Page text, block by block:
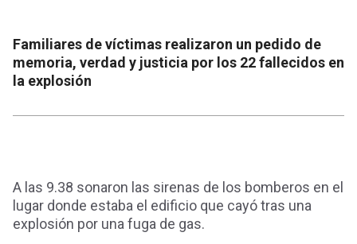
Familiares de víctimas realizaron un pedido de
memoria, verdad y justicia por los 22 fallecidos en
la explosión
A las 9.38 sonaron las sirenas de los bomberos en el
lugar donde estaba el edificio que cayó tras una
explosión por una fuga de gas.